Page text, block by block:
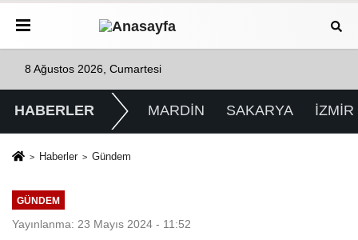
8 Ağustos 2026, Cumartesi
HABERLER MARDİN SAKARYA İZMİR
Haberler Gündem
GÜNDEM
Yayınlanma: 23 Mayıs 2024 - 11:52